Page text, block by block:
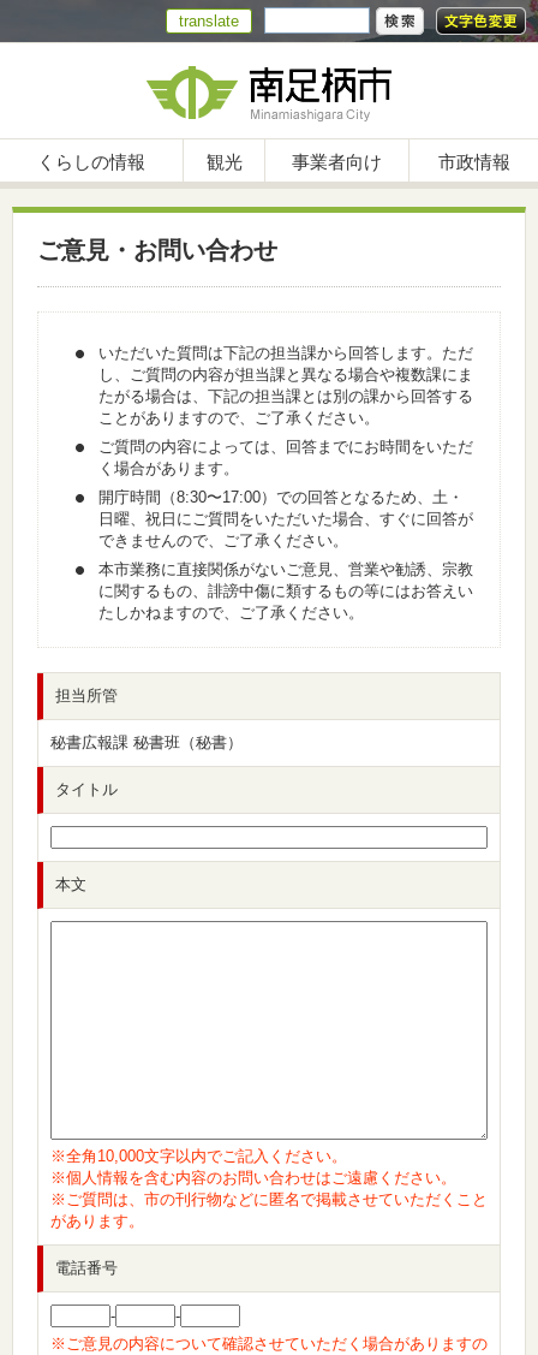
translate
くらしの情報 観光 事業者向け 市政情報
ご意見・お問い合わせ
いただいた質問は下記の担当課から回答します。ただ
し、ご質問の内容が担当課と異なる場合や複数課にま
たがる場合は、下記の担当課とは別の課から回答する
ことがありますので、ご了承ください。
ご質問の内容によっては、回答までにお時間をいただ
く場合があります。
開庁時間（8:30〜17:00）での回答となるため、土・
日曜、祝日にご質問をいただいた場合、すぐに回答が
できませんので、ご了承ください。
本市業務に直接関係がないご意見、営業や勧誘、宗教
に関するもの、誹謗中傷に類するもの等にはお答えい
たしかねますので、ご了承ください。
担当所管
秘書広報課 秘書班（秘書）
タイトル
本文
※全角10,000文字以内でご記入ください。
※個人情報を含む内容のお問い合わせはご遠慮ください。
※ご質問は、市の刊行物などに匿名で掲載させていただくこと
があります。
電話番号
-
-
※ご意見の内容について確認させていただく場合がありますの